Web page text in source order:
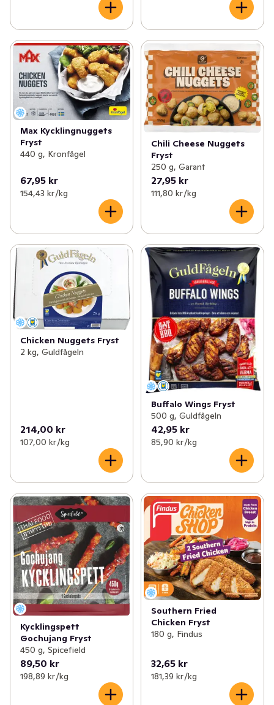
Max Kycklingnuggets
Fryst
440 g, Kronfågel
67,95 kr
154,43 kr /kg
Chili Cheese Nuggets
Fryst
250 g, Garant
27,95 kr
111,80 kr /kg
Chicken Nuggets Fryst
2 kg, Guldfågeln
214,00 kr
107,00 kr /kg
Buffalo Wings Fryst
500 g, Guldfågeln
42,95 kr
85,90 kr /kg
Kycklingspett
Gochujang Fryst
450 g, Spicefield
89,50 kr
198,89 kr /kg
Southern Fried
Chicken Fryst
180 g, Findus
32,65 kr
181,39 kr /kg